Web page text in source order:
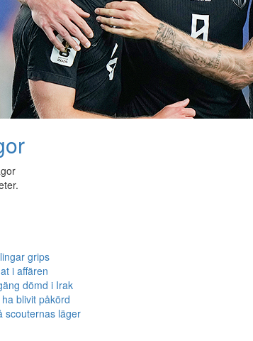
grips
i affären
dömd i Irak
blivit påkörd
scouternas läger